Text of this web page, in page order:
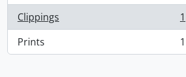
Clippings
, 1 resultados
1
Prints
, 1 resultados 1